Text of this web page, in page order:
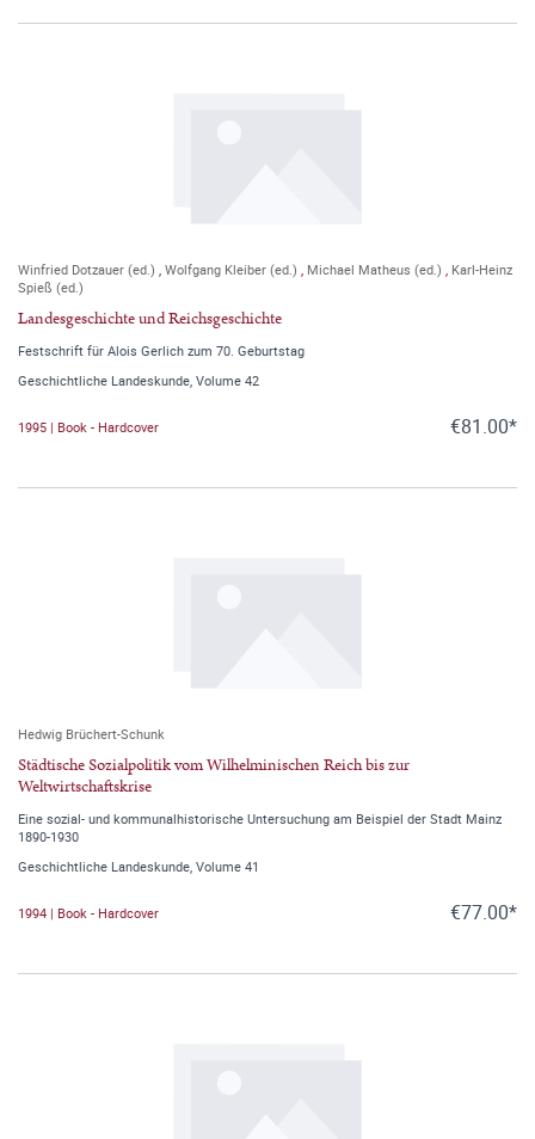
Winfried Dotzauer (ed.) , Wolfgang Kleiber (ed.) , Michael Matheus (ed.) , Karl-Heinz
Spieß (ed.)
Landesgeschichte und Reichsgeschichte
Festschrift für Alois Gerlich zum 70. Geburtstag
Geschichtliche Landeskunde, Volume 42
1995 | Book - Hardcover €81.00*
Hedwig Brüchert-Schunk
Städtische Sozialpolitik vom Wilhelminischen Reich bis zur
Weltwirtschaftskrise
Eine sozial- und kommunalhistorische Untersuchung am Beispiel der Stadt Mainz
1890-1930
Geschichtliche Landeskunde, Volume 41
1994 | Book - Hardcover €77.00*